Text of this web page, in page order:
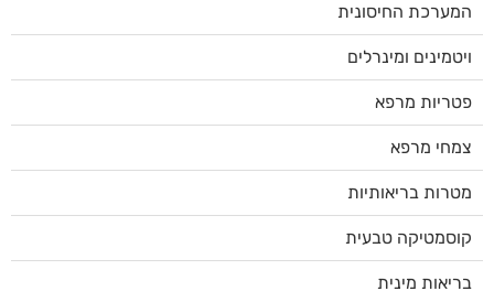
המערכת החיסונית
ויטמינים ומינרלים
פטריות מרפא
צמחי מרפא
מטרות בריאותיות
קוסמטיקה טבעית
בריאות מינית